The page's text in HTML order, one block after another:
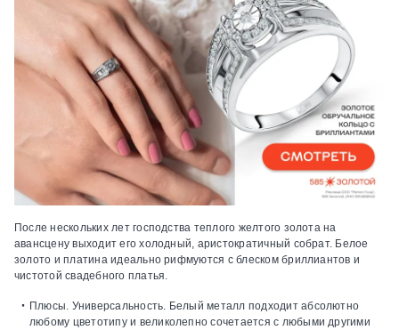
После нескольких лет господства теплого желтого золота на
авансцену выходит его холодный, аристократичный собрат. Белое
золото и платина идеально рифмуются с блеском бриллиантов и
чистотой свадебного платья.
Плюсы. Универсальность. Белый металл подходит абсолютно
любому цветотипу и великолепно сочетается с любыми другими